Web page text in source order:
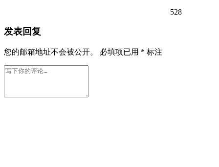
528
发表回复
您的邮箱地址不会被公开。 必填项已用 * 标注